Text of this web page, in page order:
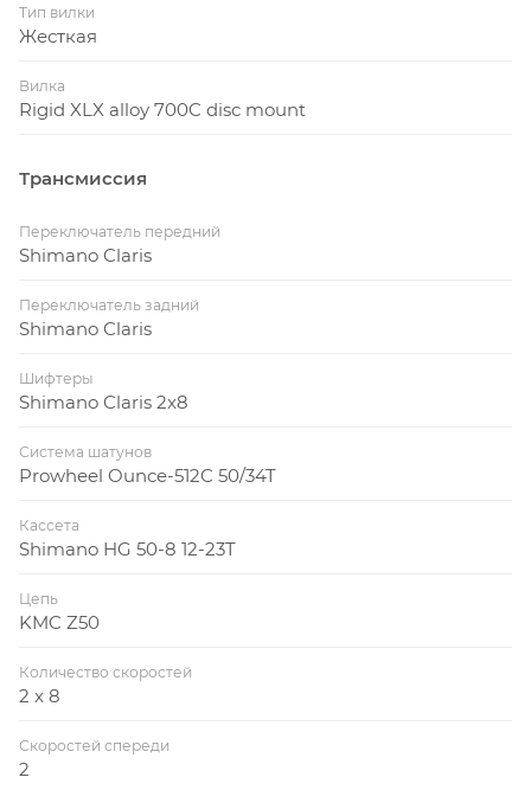
Тип вилки
Жесткая
Вилка
Rigid XLX alloy 700C disc mount
Трансмиссия
Переключатель передний
Shimano Claris
Переключатель задний
Shimano Claris
Шифтеры
Shimano Claris 2x8
Система шатунов
Prowheel Ounce-512C 50/34T
Кассета
Shimano HG 50-8 12-23T
Цепь
KMC Z50
Количество скоростей
2 x 8
Скоростей спереди
2